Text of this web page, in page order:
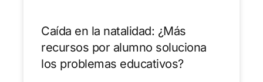
Caída en la natalidad: ¿Más
recursos por alumno soluciona
los problemas educativos?